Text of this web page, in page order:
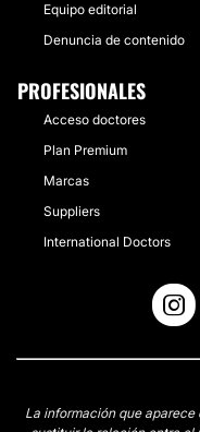
Equipo editorial
Denuncia de contenido
PROFESIONALES
Acceso doctores
Plan Premium
Marcas
Suppliers
International Doctors
La información que